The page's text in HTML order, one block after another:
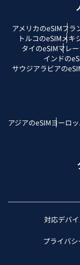
アメリカのeSIMフラ
トルコのeSIM メキ
タイのeSIMマレ
インドの
サウジアラビアの
アジアのeSIMヨーロ
対応デバイ
プライバ